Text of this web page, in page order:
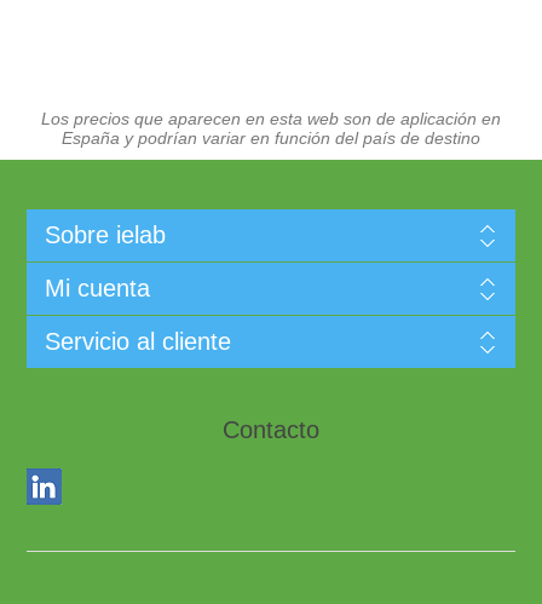
Los precios que aparecen en esta web son de aplicación en
España y podrían variar en función del país de destino
Sobre ielab
Mi cuenta
Servicio al cliente
Contacto